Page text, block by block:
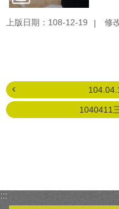
上版日期：108-12-19 修
1040411
:::